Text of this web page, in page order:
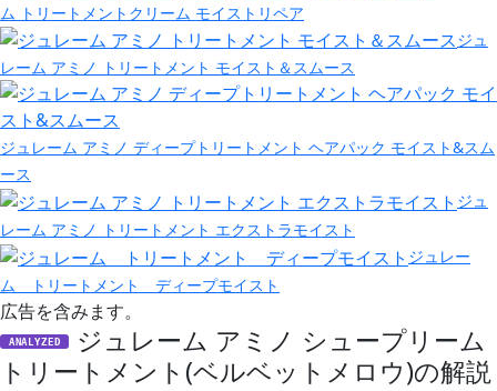
ム トリートメントクリーム モイストリペア
ジュ
レーム アミノ トリートメント モイスト＆スムース
ジュレーム アミノ ディープトリートメント ヘアパック モイスト&スム
ース
ジュ
レーム アミノ トリートメント エクストラモイスト
ジュレー
ム トリートメント ディープモイスト
広告を含みます。
ANALYZED
ジュレーム アミノ シュープリーム
トリートメント(ベルベットメロウ)の解説